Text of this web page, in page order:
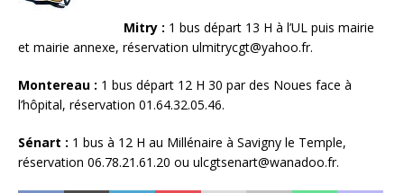
Mitry : 1 bus départ 13 H à l’UL puis mairie
et mairie annexe, réservation ulmitrycgt@yahoo.fr.
Montereau : 1 bus départ 12 H 30 par des Noues face à
l’hôpital, réservation 01.64.32.05.46.
Sénart : 1 bus à 12 H au Millénaire à Savigny le Temple,
réservation 06.78.21.61.20 ou ulcgtsenart@wanadoo.fr.